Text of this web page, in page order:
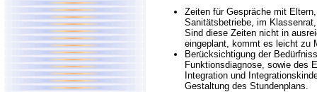
Zeiten für Gespräche mit
Sanitätsbetriebe, im
Sind diese Zeiten nicht in
eingeplant, kommt es leicht zu
Berücksichtigung der
Funktionsdiagnose, sowie des
Integration und
Gestaltung des Stundenplans.